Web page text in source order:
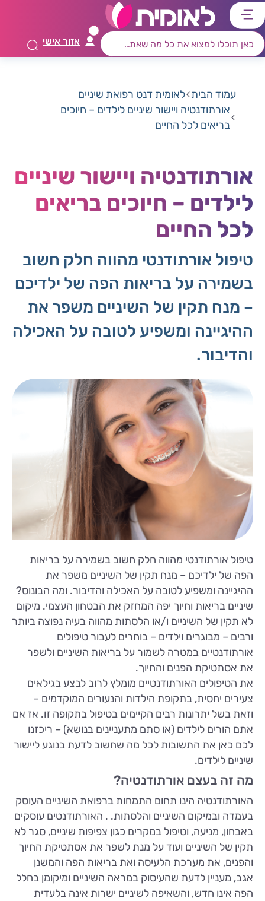
דלג
לתפריט
ראשי
דלג
לרכיב
חיפוש
דלג
לתוכן
מרכזי
דלג
לאזור
קישורים
אזור אישי
עמוד הבית לאומית דנט רפואת שיניים
אורתודנטיה ויישור שיניים לילדים – חיוכים
בריאים לכל החיים
אורתודנטיה ויישור שיניים
לילדים – חיוכים בריאים
לכל החיים
טיפול אורתודנטי מהווה חלק חשוב
בשמירה על בריאות הפה של ילדיכם
– מנח תקין של השיניים משפר את
ההיגיינה ומשפיע לטובה על האכילה
והדיבור.
טיפול אורתודנטי מהווה חלק חשוב בשמירה על בריאות
הפה של ילדיכם – מנח תקין של השיניים משפר את
ההיגיינה ומשפיע לטובה על האכילה והדיבור. ומה הבונוס?
שיניים בריאות וחיוך יפה המחזק את הבטחון העצמי. מיקום
לא תקין של השיניים ו/או הלסתות מהווה בעיה נפוצה ביותר
ורבים – מבוגרים וילדים – בוחרים לעבור טיפולים
אורתודנטיים במטרה לשמור על בריאות השיניים ולשפר
את אסתטיקת הפנים והחיוך.
את הטיפולים האורתודנטיים מומלץ לרוב לבצע בגילאים
צעירים יחסית, בתקופת הילדות והנעורים המוקדמים –
וזאת בשל יתרונות רבים הקיימים בטיפול בתקופה זו. אז אם
אתם הורים לילדים (או סתם מתעניינים בנושא) – ריכזנו
לכם כאן את התשובות לכל מה שחשוב לדעת בנוגע ליישור
שיניים לילדים.
מה זה בעצם אורתודנטיה?
האורתודנטיה הינו תחום התמחות ברפואת השיניים העוסק
בעמדה ובמיקום השיניים והלסתות. . האורתודנטים עוסקים
באבחון, מניעה, וטיפול במקרים כגון צפיפות שיניים, סגר לא
תקין של השיניים ועוד על מנת לשפר את אסתטיקת החיוך
והפנים, את מערכת הלעיסה ואת בריאות הפה והמשנן
אגב, מעניין לדעת שהעיסוק במראה השיניים ומיקומן בחלל
הפה אינו חדש, והשאיפה לשיניים ישרות אינה בלעדית